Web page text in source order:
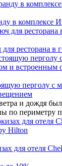
в комплексе
ресторана в
перголу с
и дождя
по периметру
для отеля